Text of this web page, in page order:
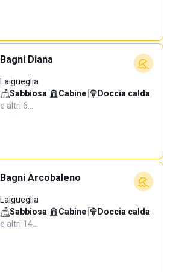
Bagni Diana
Laigueglia
Sabbiosa· Cabine· Doccia calda·
e altri 6…
Bagni Arcobaleno
Laigueglia
Sabbiosa· Cabine· Doccia calda·
e altri 14…